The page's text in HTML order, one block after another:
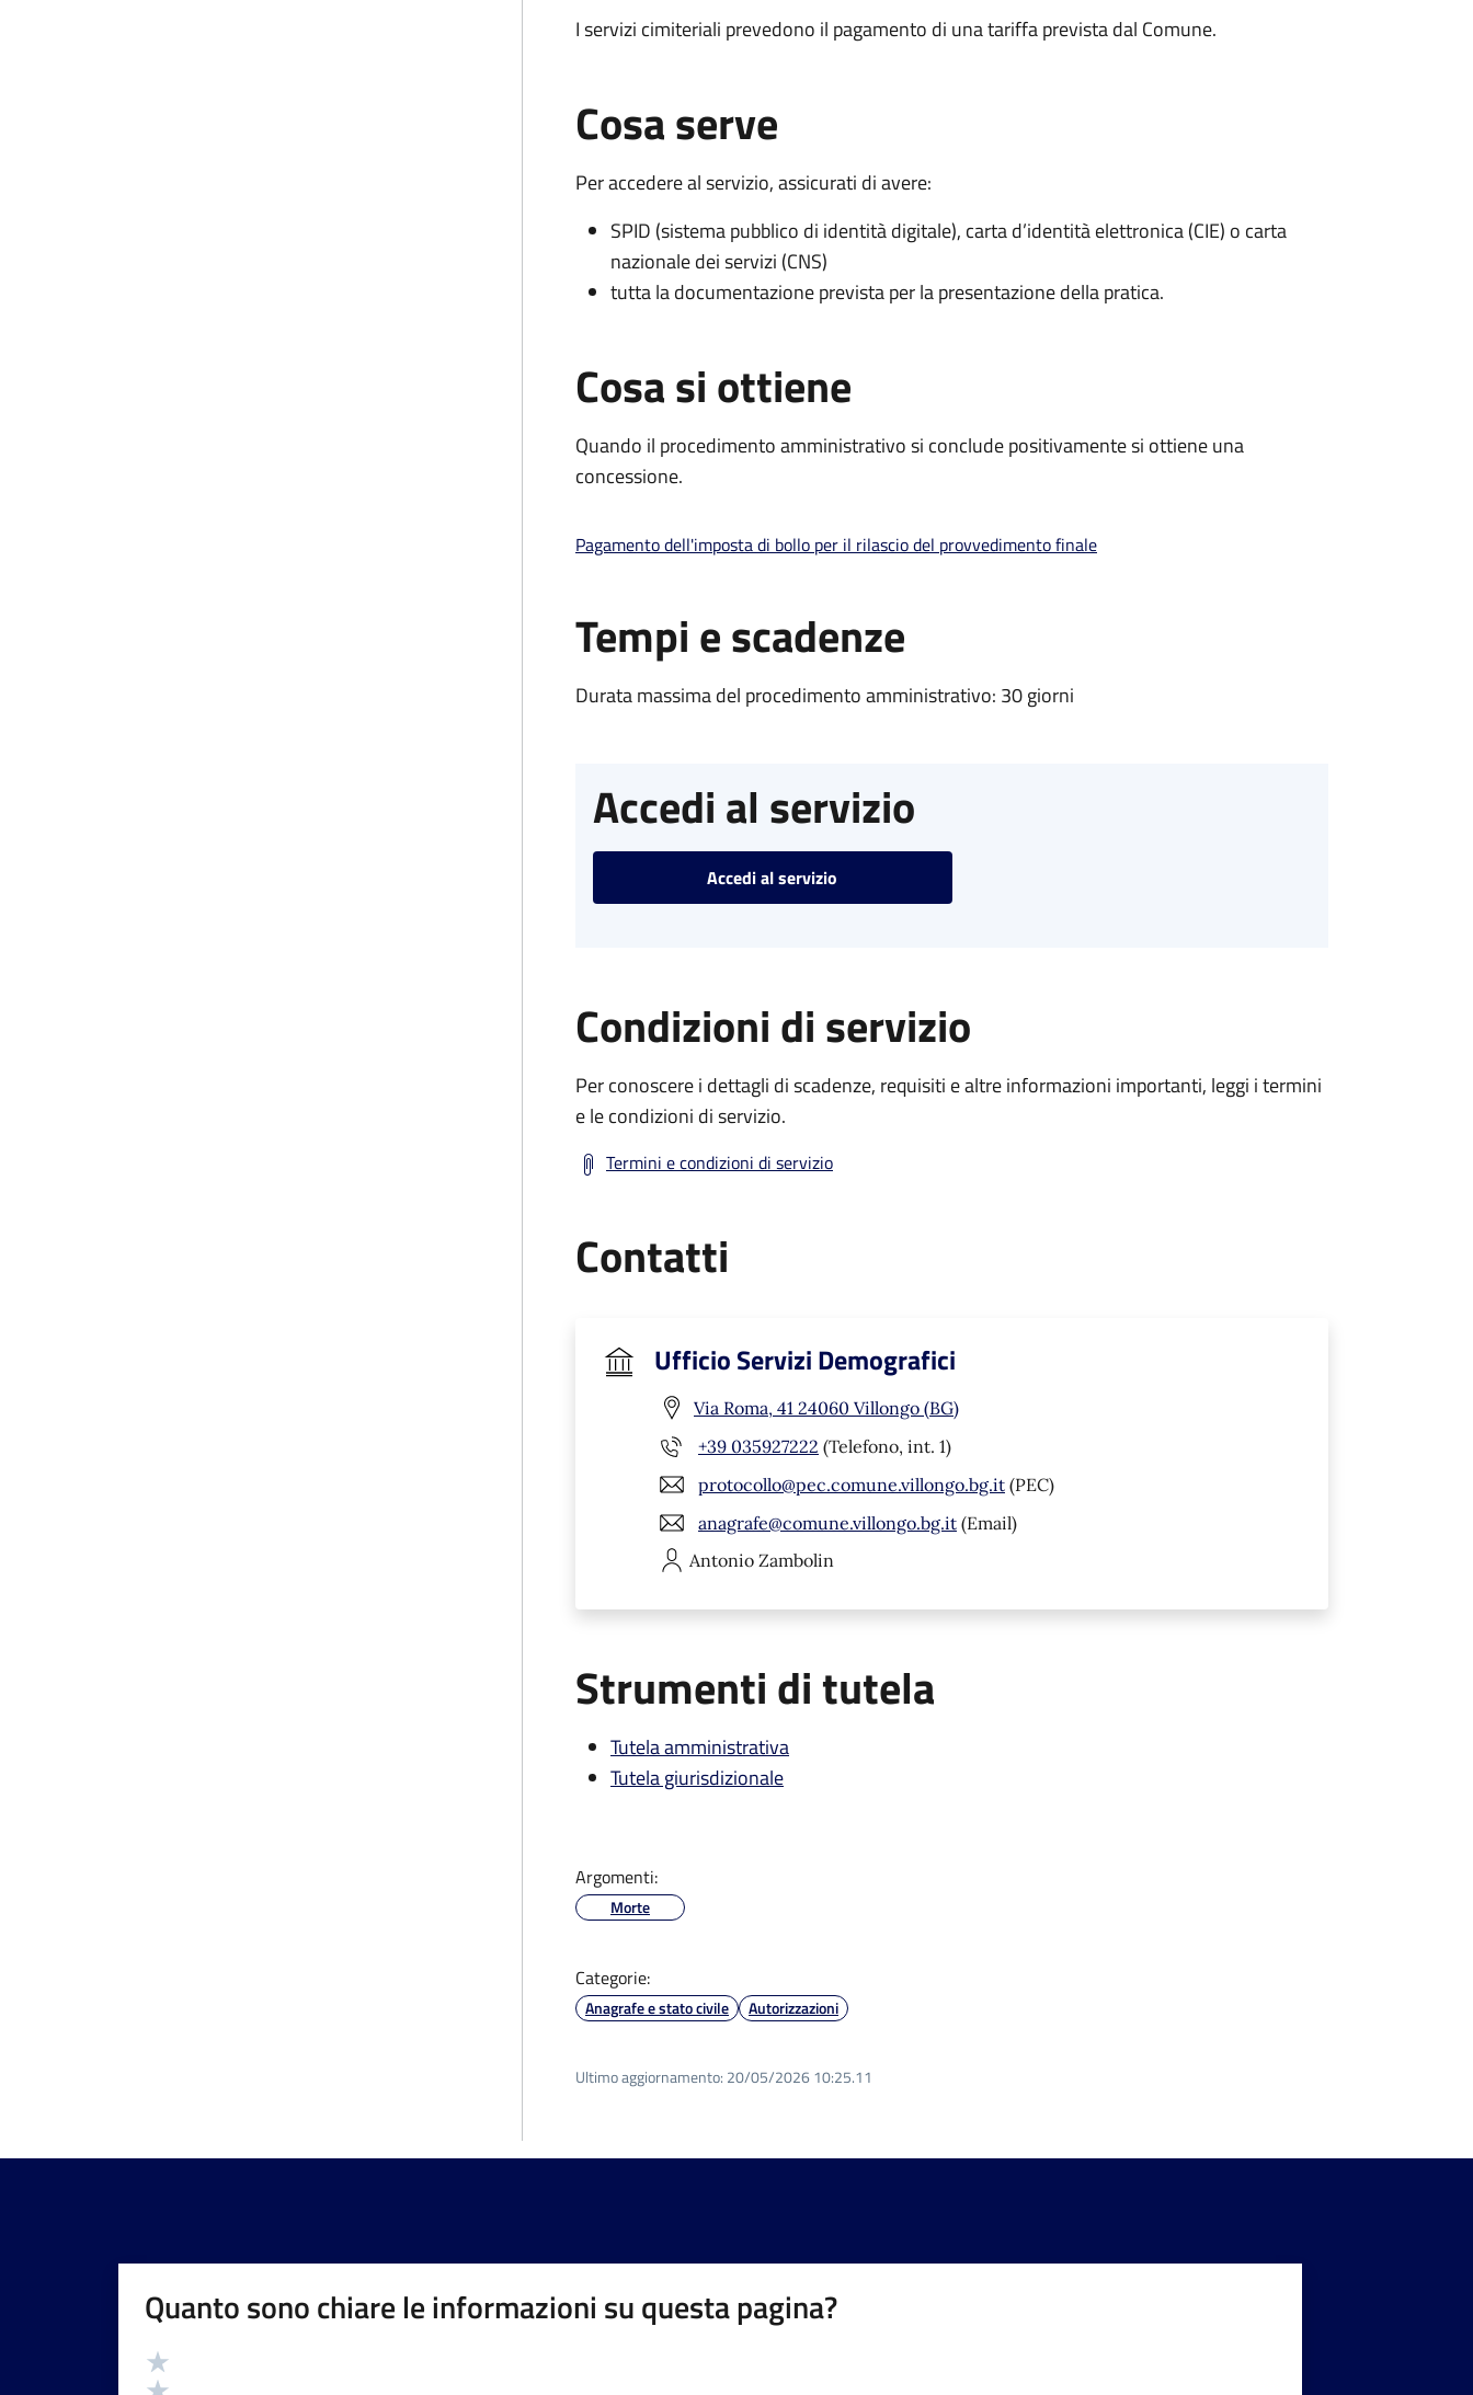
I servizi cimiteriali prevedono il pagamento di una tariffa prevista dal Comune.
Cosa serve
Per accedere al servizio, assicurati di avere:
SPID (sistema pubblico di identità digitale), carta d’identità elettronica (CIE) o carta
nazionale dei servizi (CNS)
tutta la documentazione prevista per la presentazione della pratica.
Cosa si ottiene
Quando il procedimento amministrativo si conclude positivamente si ottiene una
concessione.
Pagamento dell'imposta di bollo per il rilascio del provvedimento finale
Tempi e scadenze
Durata massima del procedimento amministrativo: 30 giorni
Accedi al servizio
Accedi al servizio
Condizioni di servizio
Per conoscere i dettagli di scadenze, requisiti e altre informazioni importanti, leggi i termini
e le condizioni di servizio.
Termini e condizioni di servizio
Contatti
Ufficio Servizi Demografici
Via Roma, 41 24060 Villongo (BG)
+39 035927222 (Telefono, int. 1)
protocollo@pec.comune.villongo.bg.it (PEC)
anagrafe@comune.villongo.bg.it (Email)
Antonio Zambolin
Strumenti di tutela
Tutela amministrativa
Tutela giurisdizionale
Argomenti:
Morte
Categorie:
Anagrafe e stato civile Autorizzazioni
Ultimo aggiornamento: 20/05/2026 10:25.11
Quanto sono chiare le informazioni su questa pagina?
Valutazione